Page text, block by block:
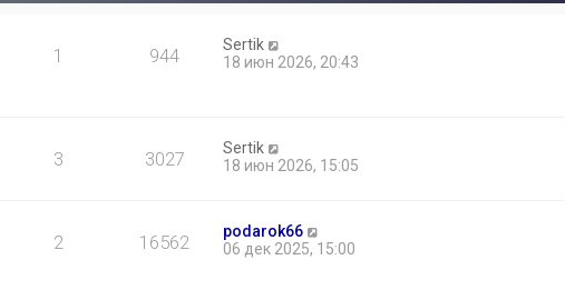
1 944
Sertik
18 июн 2026, 20:43
3 3027
Sertik
18 июн 2026, 15:05
2 16562
podarok66
06 дек 2025, 15:00